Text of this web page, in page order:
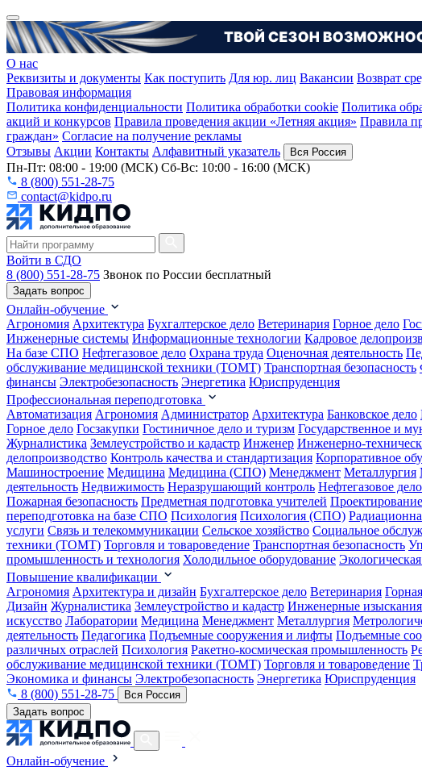
О нас
Реквизиты и документы Как поступить Для юр. лиц Вакансии Возврат
Правовая информация
Политика конфиденциальности Политика обработки cookie Политика
акций и конкурсов Правила проведения акции «Летняя акция» Правила
граждан» Согласие на получение рекламы
Отзывы Акции Контакты Алфавитный указатель Вся Россия
Пн-Пт: 08:00 - 19:00 (МСК) Сб-Вс: 10:00 - 16:00 (МСК)
8 (800) 551-28-75
contact@kidpo.ru
Войти в СДО
8 (800) 551-28-75 Звонок по России бесплатный
Задать вопрос
Онлайн-обучение
Агрономия Архитектура Бухгалтерское дело Ветеринария Горное дело
Инженерные системы Информационные технологии Кадровое
На базе СПО Нефтегазовое дело Охрана труда Оценочная деятельность
обслуживание медицинской техники (ТОМТ) Транспортная безопасность
финансы Электробезопасность Энергетика Юриспруденция
Профессиональная переподготовка
Автоматизация Агрономия Администратор Архитектура Банковское дело
Горное дело Госзакупки Гостиничное дело и туризм Государственное и
Журналистика Землеустройство и кадастр Инженер Инженерно-
делопроизводство Контроль качества и стандартизация Корпоративное
Машиностроение Медицина Медицина (СПО) Менеджмент Металлургия
деятельность Недвижимость Неразрушающий контроль Нефтегазовое дело
Пожарная безопасность Предметная подготовка учителей Проектирование
переподготовка на базе СПО Психология Психология (СПО)
услуги Связь и телекоммуникации Сельское хозяйство Социальное
техники (ТОМТ) Торговля и товароведение Транспортная безопасность
промышленность и технология Холодильное оборудование
Повышение квалификации
Агрономия Архитектура и дизайн Бухгалтерское дело Ветеринария
Дизайн Журналистика Землеустройство и кадастр Инженерные изыскания
искусство Лаборатории Медицина Менеджмент Металлургия
деятельность Педагогика Подъемные сооружения и лифты Подъемные
различных отраслей Психология Ракетно-космическая промышленность
обслуживание медицинской техники (ТОМТ) Торговля и товароведение
Экономика и финансы Электробезопасность Энергетика Юриспруденция
8 (800) 551-28-75
Вся Россия
Задать вопрос
Онлайн-обучение